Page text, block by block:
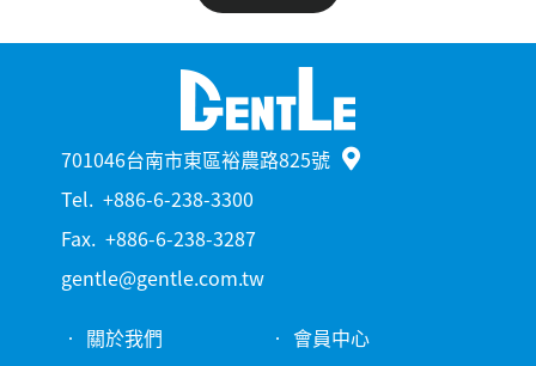
701046台南市東區裕農路825號
Tel. +886-6-238-3300
Fax. +886-6-238-3287
gentle@gentle.com.tw
關於我們
會員中心